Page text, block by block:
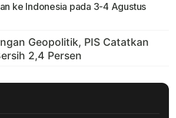
ke Indonesia pada 3-4 Agustus